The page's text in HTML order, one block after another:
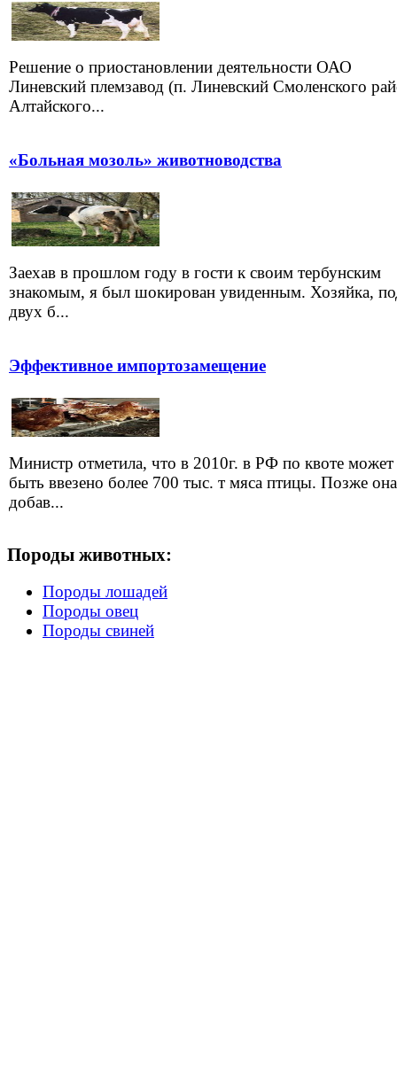
Решение о приостановлении деятельности ОАО
Линевский племзавод (п. Линевский Смоленского
Алтайского...
«Больная мозоль» животноводства
Заехав в прошлом году в гости к своим тербунским
знакомым, я был шокирован увиденным. Хозяйка,
двух б...
Эффективное импортозамещение
Министр отметила, что в 2010г. в РФ по квоте может
быть ввезено более 700 тыс. т мяса птицы. Позже она
добав...
Породы животных:
Породы лошадей
Породы овец
Породы свиней